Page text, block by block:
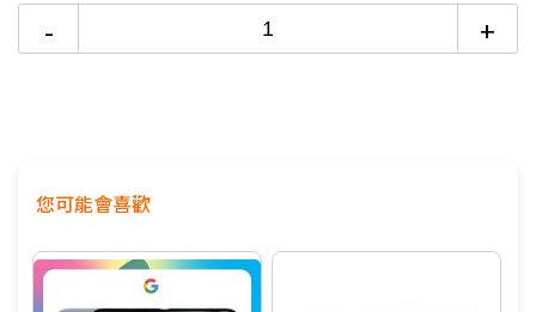
◎ Titan M2 安全性輔助處理器
◎ 8GB RAM / 128GB ROM、8GB RAM / 256GB ROM
◎ 螢幕指紋辨識、人臉解鎖
◎ 配備 5,100mAh 電池
◎ 採用 USB Type-C 規格，支援快速充電、Qi 無線充電
- +
您可能會喜歡